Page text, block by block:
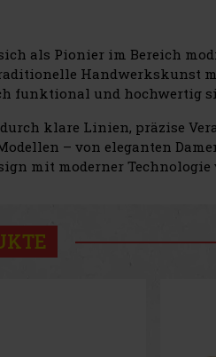
als Pionier im Bereich
Handwerkskunst
funktional und hochwertig
klare Linien, präzise
– von eleganten
mit moderner Technologie